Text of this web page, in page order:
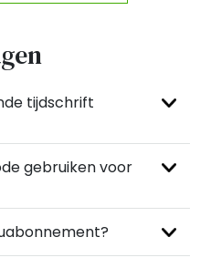
tijdschrift
gebruiken voor